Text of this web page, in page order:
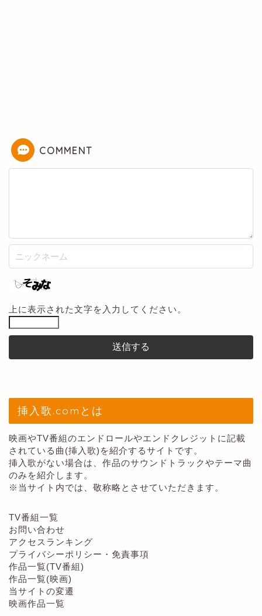
COMMENT
上に表示された文字を入力してください。
挿入歌.comとは
映画やTV番組のエンドロールやエンドクレジットに記載
されている曲(挿入歌)を紹介するサイトです。
挿入歌がない場合は、作品のサウンドトラックやテーマ曲
のみを紹介します。
※当サイト内では、敬称略とさせていただきます。
TV番組一覧
お問い合わせ
アクセスランキング
プライバシーポリシー・免責事項
作品一覧(TV番組)
作品一覧(映画)
当サイトの変遷
映画作品一覧